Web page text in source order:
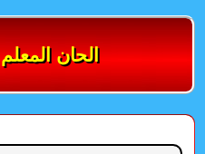
الحان